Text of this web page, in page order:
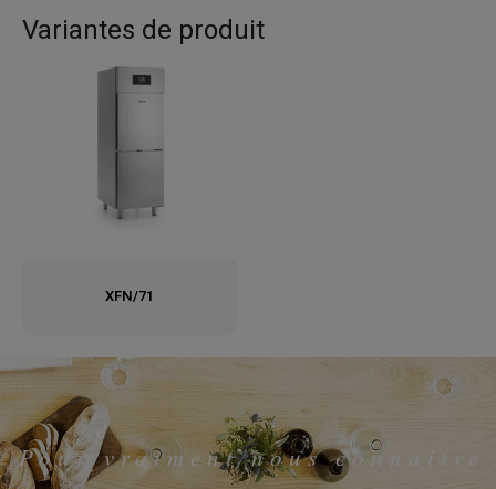
Variantes de produit
XFN/71
Pour vraiment nous connaitre